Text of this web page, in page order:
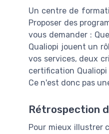
Un centre de
Proposer des
vous demander :
Qualiopi jouent un
vos services, deux
certification
Ce n'est donc pas
Rétrospection
Pour mieux illustrer